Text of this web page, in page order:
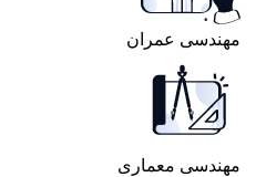
مهندسی عمران
مهندسی معماری